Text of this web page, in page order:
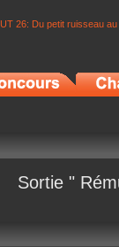
26: Du petit ruisseau
Sortie "